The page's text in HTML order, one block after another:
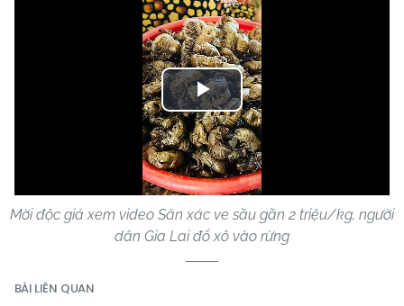
Play
Video
Mời độc giả xem video Săn xác ve sầu gần 2 triệu/kg, người
dân Gia Lai đổ xô vào rừng
BÀI LIÊN QUAN